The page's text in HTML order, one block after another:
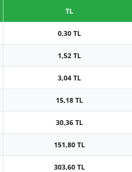
TL
0,30 TL
1,52 TL
3,04 TL
15,18 TL
30,36 TL
151,80 TL
303,60 TL